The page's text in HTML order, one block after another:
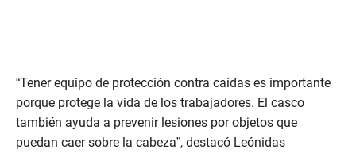
“Tener equipo de protección contra caídas es importante
porque protege la vida de los trabajadores. El casco
también ayuda a prevenir lesiones por objetos que
puedan caer sobre la cabeza”, destacó Leónidas